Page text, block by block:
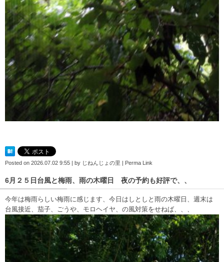
Posted on 2026.07.02 9:55 | by じねんじょの里 | Perma Link
6月２５日台風と梅雨、雨の木曜日 夜の予約も好評で、、
今年は梅雨らしい梅雨に感じます、今日はしとしと雨の木曜日、週末は
台風接近、茄子、ごうや、モロヘイヤ、の風対策をせねば、、、